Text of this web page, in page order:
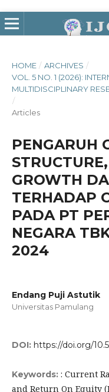
HOME / ARCHIVES /
VOL. 5 NO. 1 (2026):
MULTIDISCIPLINARY
/
Articles
PENGARUH
GROWTH
TERHADAP
PADA PT
NEGARA
2024
Endang Puji Astutik
Universitas Pamulang
DOI: https://doi.org/
Keywords: : Current
and Return On Equity